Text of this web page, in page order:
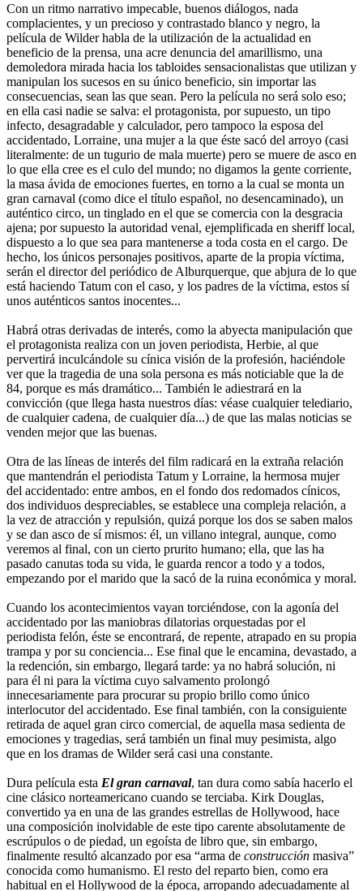
Con un ritmo narrativo impecable, buenos diálogos, nada
complacientes, y un precioso y contrastado blanco y negro, la
película de Wilder habla de la utilización de la actualidad en
beneficio de la prensa, una acre denuncia del amarillismo, una
demoledora mirada hacia los tabloides sensacionalistas que utilizan y
manipulan los sucesos en su único beneficio, sin importar las
consecuencias, sean las que sean. Pero la película no será solo eso;
en ella casi nadie se salva: el protagonista, por supuesto, un tipo
infecto, desagradable y calculador, pero tampoco la esposa del
accidentado, Lorraine, una mujer a la que éste sacó del arroyo (casi
literalmente: de un tugurio de mala muerte) pero se muere de asco en
lo que ella cree es el culo del mundo; no digamos la gente corriente,
la masa ávida de emociones fuertes, en torno a la cual se monta un
gran carnaval (como dice el título español, no desencaminado), un
auténtico circo, un tinglado en el que se comercia con la desgracia
ajena; por supuesto la autoridad venal, ejemplificada en sheriff local,
dispuesto a lo que sea para mantenerse a toda costa en el cargo. De
hecho, los únicos personajes positivos, aparte de la propia víctima,
serán el director del periódico de Alburquerque, que abjura de lo que
está haciendo Tatum con el caso, y los padres de la víctima, estos sí
unos auténticos santos inocentes...
Habrá otras derivadas de interés, como la abyecta manipulación que
el protagonista realiza con un joven periodista, Herbie, al que
pervertirá inculcándole su cínica visión de la profesión, haciéndole
ver que la tragedia de una sola persona es más noticiable que la de
84, porque es más dramático... También le adiestrará en la
convicción (que llega hasta nuestros días: véase cualquier telediario,
de cualquier cadena, de cualquier día...) de que las malas noticias se
venden mejor que las buenas.
Otra de las líneas de interés del film radicará en la extraña relación
que mantendrán el periodista Tatum y Lorraine, la hermosa mujer
del accidentado: entre ambos, en el fondo dos redomados cínicos,
dos individuos despreciables, se establece una compleja relación, a
la vez de atracción y repulsión, quizá porque los dos se saben malos
y se dan asco de sí mismos: él, un villano integral, aunque, como
veremos al final, con un cierto prurito humano; ella, que las ha
pasado canutas toda su vida, le guarda rencor a todo y a todos,
empezando por el marido que la sacó de la ruina económica y moral.
Cuando los acontecimientos vayan torciéndose, con la agonía del
accidentado por las maniobras dilatorias orquestadas por el
periodista felón, éste se encontrará, de repente, atrapado en su propia
trampa y por su conciencia... Ese final que le encamina, devastado, a
la redención, sin embargo, llegará tarde: ya no habrá solución, ni
para él ni para la víctima cuyo salvamento prolongó
innecesariamente para procurar su propio brillo como único
interlocutor del accidentado. Ese final también, con la consiguiente
retirada de aquel gran circo comercial, de aquella masa sedienta de
emociones y tragedias, será también un final muy pesimista, algo
que en los dramas de Wilder será casi una constante.
Dura película esta El gran carnaval, tan dura como sabía hacerlo el
cine clásico norteamericano cuando se terciaba. Kirk Douglas,
convertido ya en una de las grandes estrellas de Hollywood, hace
una composición inolvidable de este tipo carente absolutamente de
escrúpulos o de piedad, un egoísta de libro que, sin embargo,
finalmente resultó alcanzado por esa “arma de construcción masiva”
conocida como humanismo. El resto del reparto bien, como era
habitual en el Hollywood de la época, arropando adecuadamente al